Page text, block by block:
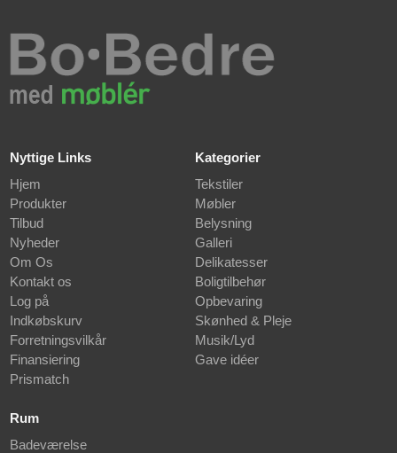
Nyttige Links
Hjem
Produkter
Tilbud
Nyheder
Om Os
Kontakt os
Log på
Indkøbskurv
Forretningsvilkår
Finansiering
Prismatch
Kategorier
Tekstiler
Møbler
Belysning
Galleri
Delikatesser
Boligtilbehør
Opbevaring
Skønhed & Pleje
Musik/Lyd
Gave idéer
Rum
Badeværelse